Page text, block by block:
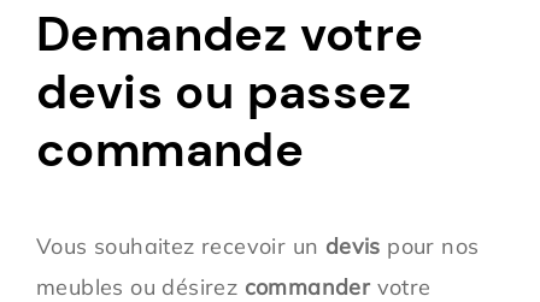
Demandez votre
devis ou passez
commande
Vous souhaitez recevoir un devis pour nos
meubles ou désirez commandervotre